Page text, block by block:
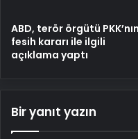
ABD, terör örgütü PKK’nın
fesih kararı ile ilgili
açıklama yaptı
Bir yanıt yazın